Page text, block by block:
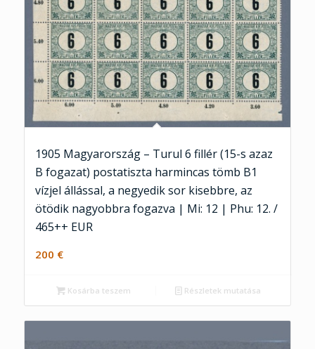
1905 Magyarország – Turul 6 fillér (15-s azaz
B fogazat) postatiszta harmincas tömb B1
vízjel állással, a negyedik sor kisebbre, az
ötödik nagyobbra fogazva | Mi: 12 | Phu: 12. /
465++ EUR
200 €
Kosárba teszem Részletek mutatása